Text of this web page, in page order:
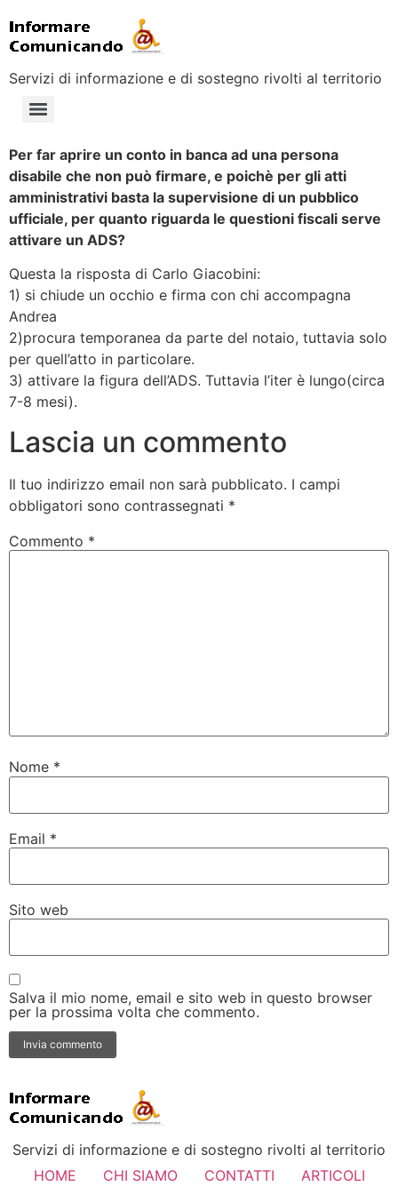
Servizi di informazione e di sostegno rivolti al territorio
Per far aprire un conto in banca ad una persona
disabile che non può firmare, e poichè per gli atti
amministrativi basta la supervisione di un pubblico
ufficiale, per quanto riguarda le questioni fiscali serve
attivare un ADS?
Questa la risposta di Carlo Giacobini:
1) si chiude un occhio e firma con chi accompagna
Andrea
2)procura temporanea da parte del notaio, tuttavia solo
per quell’atto in particolare.
3) attivare la figura dell’ADS. Tuttavia l’iter è lungo(circa
7-8 mesi).
Lascia un commento
Il tuo indirizzo email non sarà pubblicato. I campi
obbligatori sono contrassegnati *
Commento *
Nome *
Email *
Sito web
Salva il mio nome, email e sito web in questo browser
per la prossima volta che commento.
Servizi di informazione e di sostegno rivolti al territorio
HOME
CHI SIAMO CONTATTI ARTICOLI